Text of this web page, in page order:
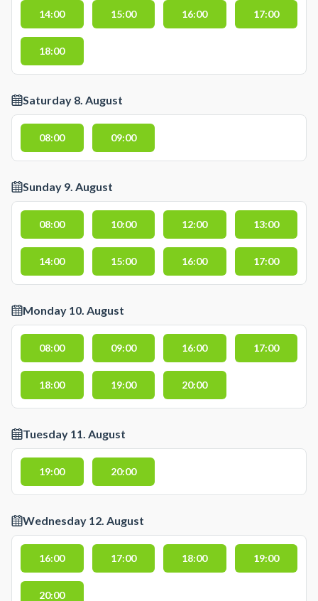
14:00 15:00 16:00 17:00
18:00
Saturday 8. August
08:00 09:00
Sunday 9. August
08:00 10:00 12:00 13:00
14:00 15:00 16:00 17:00
Monday 10. August
08:00 09:00 16:00 17:00
18:00 19:00 20:00
Tuesday 11. August
19:00 20:00
Wednesday 12. August
16:00 17:00 18:00 19:00
20:00